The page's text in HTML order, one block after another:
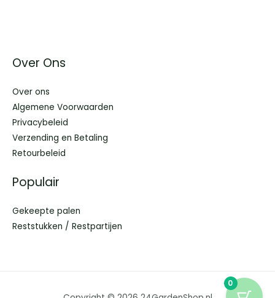
Over Ons
Over ons
Algemene Voorwaarden
Privacybeleid
Verzending en Betaling
Retourbeleid
Populair
Gekeepte palen
Reststukken / Restpartijen
0